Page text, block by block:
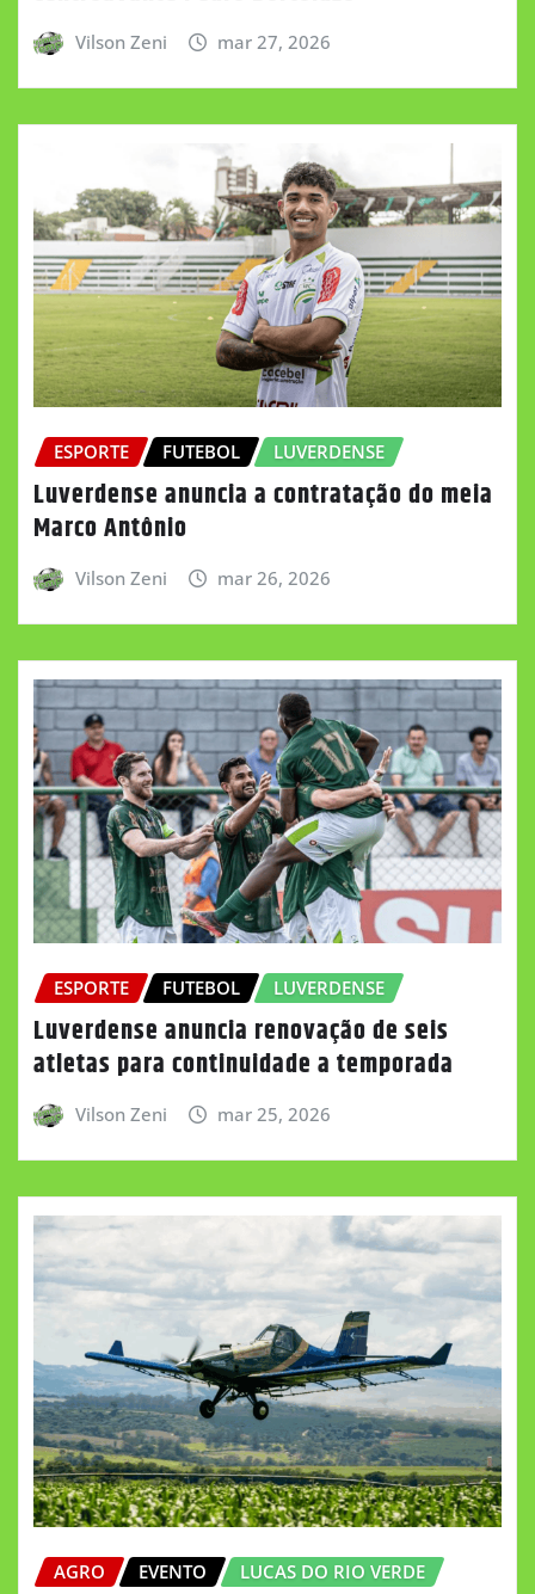
Vilson Zeni mar 27, 2026
ESPORTE FUTEBOL LUVERDENSE
Luverdense anuncia a contratação do meia
Marco Antônio
Vilson Zeni mar 26, 2026
ESPORTE FUTEBOL LUVERDENSE
Luverdense anuncia renovação de seis
atletas para continuidade a temporada
Vilson Zeni mar 25, 2026
AGRO EVENTO LUCAS DO RIO VERDE